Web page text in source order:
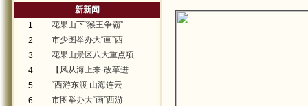
新新闻
1
花果山下“猴王争霸”
2
市少图举办大“画”西
3
花果山景区八大重点项
4
【风从海上来·改革进
5
“西游东渡 山海连云
6
市图举办大“画”西游